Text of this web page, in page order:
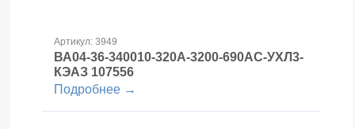
Артикул: 3949
ВА04-36-340010-320А-3200-690AC-УХЛ3-
КЭАЗ 107556
Подробнее →